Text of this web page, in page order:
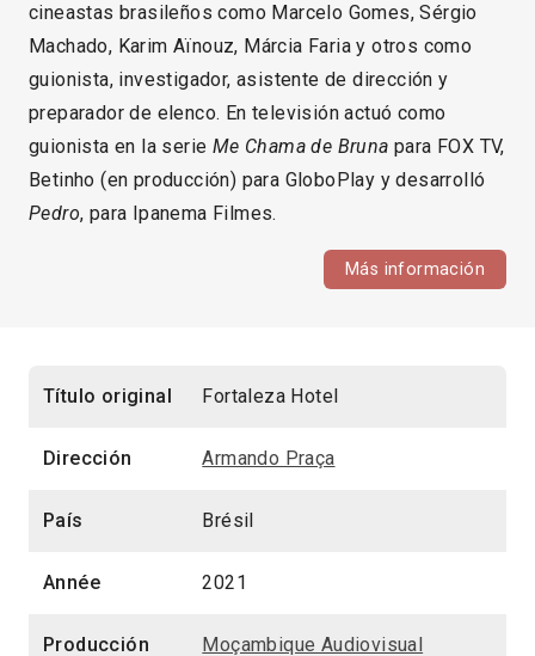
cineastas brasileños como Marcelo Gomes, Sérgio
Machado, Karim Aïnouz, Márcia Faria y otros como
guionista, investigador, asistente de dirección y
preparador de elenco. En televisión actuó como
guionista en la serie Me Chama de Brunapara FOX TV,
Betinho (en producción) para GloboPlay y desarrolló
Pedro, para Ipanema Filmes.
Más información
Título original Fortaleza Hotel
Dirección Armando Praça
País Brésil
Année 2021
Producción Moçambique Audiovisual